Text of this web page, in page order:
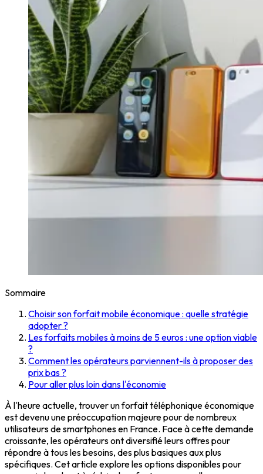
Sommaire
Choisir son forfait mobile économique : quelle stratégie
adopter ?
Les forfaits mobiles à moins de 5 euros : une option viable
?
Comment les opérateurs parviennent-ils à proposer des
prix bas ?
Pour aller plus loin dans l'économie
À l'heure actuelle, trouver un forfait téléphonique économique
est devenu une préoccupation majeure pour de nombreux
utilisateurs de smartphones en France. Face à cette demande
croissante, les opérateurs ont diversifié leurs offres pour
répondre à tous les besoins, des plus basiques aux plus
spécifiques. Cet article explore les options disponibles pour